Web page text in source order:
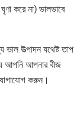
করে না) ভালভাবে
উত্পাদন যথেষ্ট তাপ
যে আপনি আপনার বীজ
করুন।